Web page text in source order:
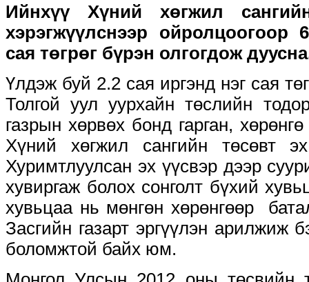
Ийнхүү Хүний хөгжил
хэрэгжүүлснээр ойролцоогоор
сая төгрөг бүрэн олгогдож
Үлдэж буй 2.2 сая иргэнд нэг сая
Толгой уул уурхайн төслийн
газрын хөрвөх бонд гарган,
Хүний хөгжил сангийн төсөвт
Хуримтлуулсан эх үүсвэр дээр
хувиргаж болох сонголт бүхий
хувьцаа нь мөнгөн хөрөнгөөр
Засгийн газарт эргүүлэн арилжиж
боломжтой байх юм.